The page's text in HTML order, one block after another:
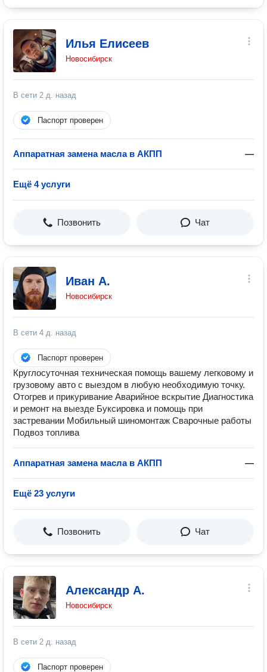
Илья Елисеев
Новосибирск
В сети 2 д. назад
Паспорт проверен
Аппаратная замена масла в АКПП —
Ещё 4 услуги
Позвонить Чат
Иван А.
Новосибирск
В сети 4 д. назад
Паспорт проверен
Круглосуточная техническая помощь вашему легковому и
грузовому авто с выездом в любую необходимую точку.
Отогрев и прикуривание Аварийное вскрытие Диагностика
и ремонт на выезде Буксировка и помощь при
застревании Мобильный шиномонтаж Сварочные работы ​
Подвоз топлива
Аппаратная замена масла в АКПП —
Ещё 23 услуги
Позвонить Чат
Александр А.
Новосибирск
В сети 2 д. назад
Паспорт проверен